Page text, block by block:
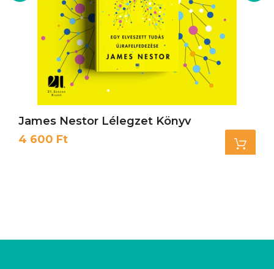
James Nestor Lélegzet Könyv
Ár
4 600 Ft